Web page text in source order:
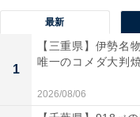
最新
1
【三重県】伊勢名
唯一のコメダ大判
2026/08/06